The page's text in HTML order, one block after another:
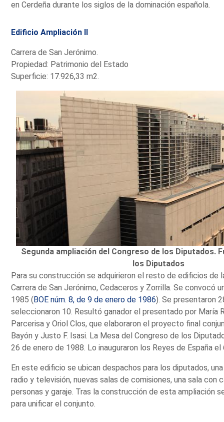
en Cerdeña durante los siglos de la dominación española.
Edificio Ampliación II
Carrera de San Jerónimo.
Propiedad: Patrimonio del Estado
Superficie: 17.926,33 m2.
Segunda ampliación del Congreso de los Diputados.
los Diputados
Para su construcción se adquirieron el resto de edificios de
Carrera de San Jerónimo, Cedaceros y Zorrilla. Se convocó
1985 (BOE núm. 8, de 9 de enero de 1986). Se presentaron
seleccionaron 10. Resultó ganador el presentado por María
Parcerisa y Oriol Clos, que elaboraron el proyecto final
Bayón y Justo F. Isasi. La Mesa del Congreso de los
26 de enero de 1988. Lo inauguraron los Reyes de España
En este edificio se ubican despachos para los diputados,
radio y televisión, nuevas salas de comisiones, una sala con
personas y garaje. Tras la construcción de esta ampliación
para unificar el conjunto.